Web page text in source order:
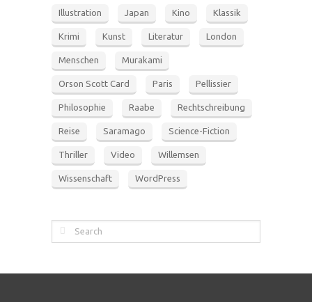
Illustration Japan Kino Klassik
Krimi Kunst Literatur London
Menschen Murakami
Orson Scott Card Paris Pellissier
Philosophie Raabe Rechtschreibung
Reise Saramago Science-Fiction
Thriller Video Willemsen
Wissenschaft WordPress